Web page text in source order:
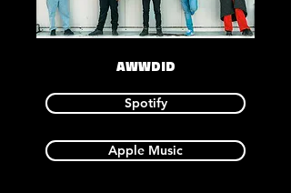
AWWDID
Spotify
Apple Music